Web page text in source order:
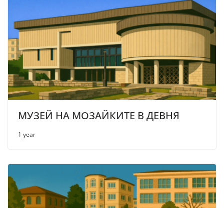
МУЗЕЙ НА МОЗАЙКИТЕ В ДЕВНЯ
1 year